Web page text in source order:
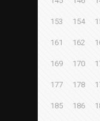
153 154
161 162
169 170
177 178
185 186